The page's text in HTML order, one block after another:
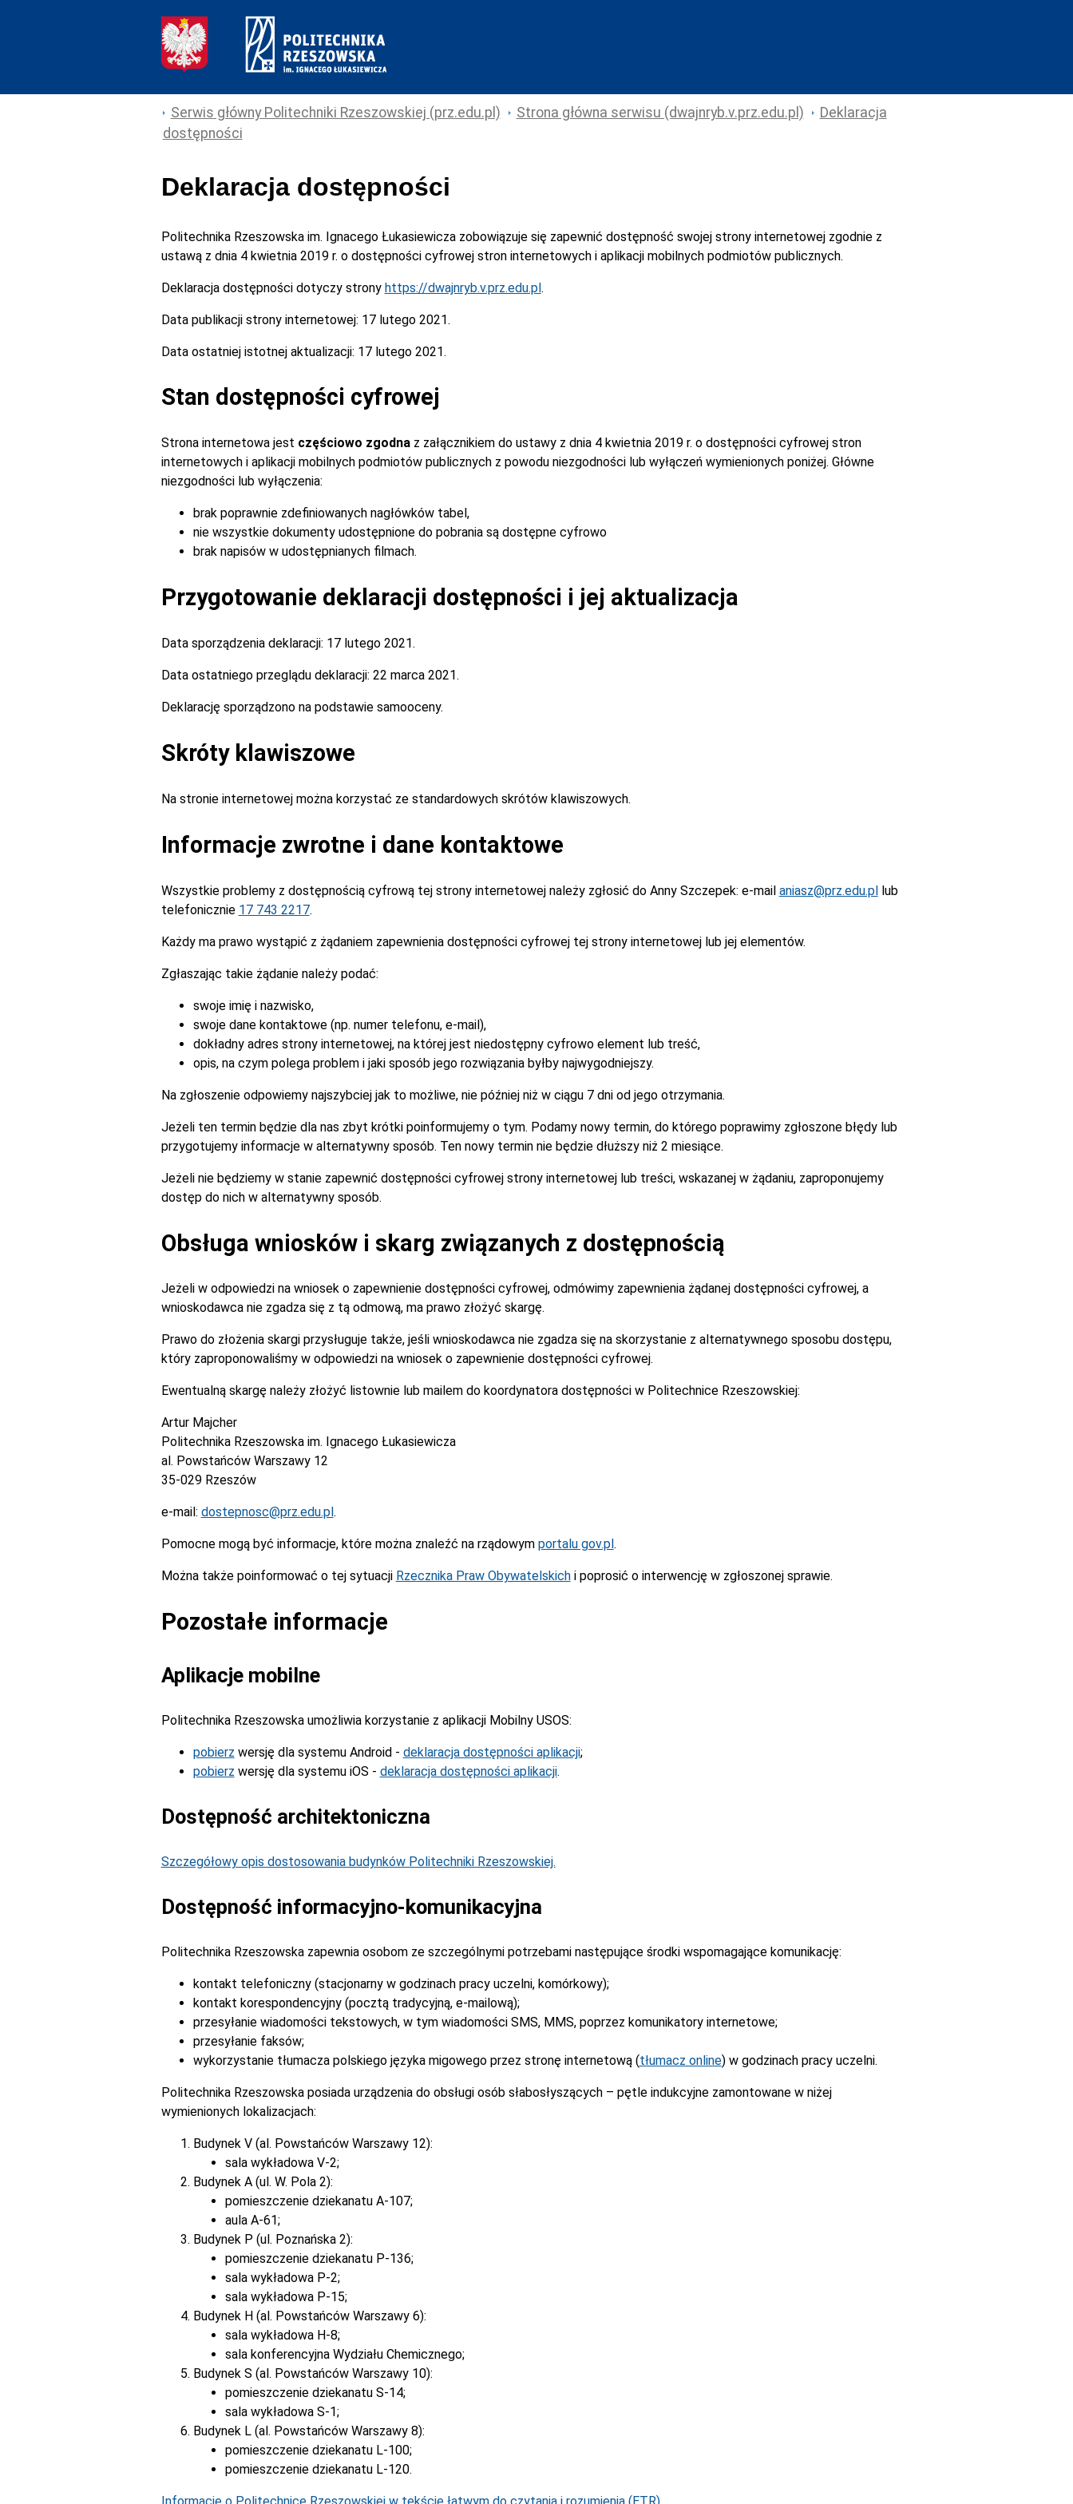
Serwis główny Politechniki Rzeszowskiej (prz.edu.pl) Strona główna serwisu (dwajnryb.v.prz.edu.pl)
Deklaracja
dostępności
Deklaracja dostępności
Politechnika Rzeszowska im. Ignacego Łukasiewiczazobowiązuje się zapewnić dostępność swojej strony internetowej zgodnie z
ustawą z dnia 4 kwietnia 2019 r. o dostępności cyfrowej stron internetowych i aplikacji mobilnych podmiotów publicznych.
Deklaracja dostępności dotyczy strony https://dwajnryb.v.prz.edu.pl.
Data publikacji strony internetowej: 17 lutego 2021.
Data ostatniej istotnej aktualizacji: 17 lutego 2021.
Stan dostępności cyfrowej
Strona internetowa jest częściowo zgodna z załącznikiem do ustawy z dnia 4 kwietnia 2019 r. o dostępności cyfrowej stron
internetowych i aplikacji mobilnych podmiotów publicznych z powodu niezgodności lub wyłączeń wymienionych poniżej. Główne
niezgodności lub wyłączenia:
brak poprawnie zdefiniowanych nagłówków tabel,
nie wszystkie dokumenty udostępnione do pobrania są dostępne cyfrowo
brak napisów w udostępnianych filmach.
Przygotowanie deklaracji dostępności i jej aktualizacja
Data sporządzenia deklaracji: 17 lutego 2021.
Data ostatniego przeglądu deklaracji: 22 marca 2021.
Deklarację sporządzono na podstawie samooceny.
Skróty klawiszowe
Na stronie internetowej można korzystać ze standardowych skrótów klawiszowych.
Informacje zwrotne i dane kontaktowe
Wszystkie problemy z dostępnością cyfrową tej strony internetowej należy zgłosić do Anny Szczepek: e-mail aniasz@prz.edu.pllub
telefonicznie 17 743 2217.
Każdy ma prawo wystąpić z żądaniem zapewnienia dostępności cyfrowej tej strony internetowej lub jej elementów.
Zgłaszając takie żądanie należy podać:
swoje imię i nazwisko,
swoje dane kontaktowe (np. numer telefonu, e-mail),
dokładny adres strony internetowej, na której jest niedostępny cyfrowo element lub treść,
opis, na czym polega problem i jaki sposób jego rozwiązania byłby najwygodniejszy.
Na zgłoszenie odpowiemy najszybciej jak to możliwe, nie później niż w ciągu 7 dni od jego otrzymania.
Jeżeli ten termin będzie dla nas zbyt krótki poinformujemy o tym. Podamy nowy termin, do którego poprawimy zgłoszone błędy lub
przygotujemy informacje w alternatywny sposób. Ten nowy termin nie będzie dłuższy niż 2 miesiące.
Jeżeli nie będziemy w stanie zapewnić dostępności cyfrowej strony internetowej lub treści, wskazanej w żądaniu, zaproponujemy
dostęp do nich w alternatywny sposób.
Obsługa wniosków i skarg związanych z dostępnością
Jeżeli w odpowiedzi na wniosek o zapewnienie dostępności cyfrowej, odmówimy zapewnienia żądanej dostępności cyfrowej, a
wnioskodawca nie zgadza się z tą odmową, ma prawo złożyć skargę.
Prawo do złożenia skargi przysługuje także, jeśli wnioskodawca nie zgadza się na skorzystanie z alternatywnego sposobu dostępu,
który zaproponowaliśmy w odpowiedzi na wniosek o zapewnienie dostępności cyfrowej.
Ewentualną skargę należy złożyć listownie lub mailem do koordynatora dostępności w Politechnice Rzeszowskiej:
Artur Majcher
Politechnika Rzeszowska im. Ignacego Łukasiewicza
al. Powstańców Warszawy 12
35-029 Rzeszów
e-mail: dostepnosc@prz.edu.pl .
Pomocne mogą być informacje, które można znaleźć na rządowym portalu gov.pl .
Można także poinformować o tej sytuacji Rzecznika Praw Obywatelskichi poprosić o interwencję w zgłoszonej sprawie.
Pozostałe informacje
Aplikacje mobilne
Politechnika Rzeszowska umożliwia korzystanie z aplikacji Mobilny USOS:
pobierz wersję dla systemu Android - deklaracja dostępności aplikacji;
pobierz wersję dla systemu iOS - deklaracja dostępności aplikacji.
Dostępność architektoniczna
Szczegółowy opis dostosowania budynków Politechniki Rzeszowskiej.
Dostępność informacyjno-komunikacyjna
Politechnika Rzeszowska zapewnia osobom ze szczególnymi potrzebami następujące środki wspomagające komunikację:
kontakt telefoniczny (stacjonarny w godzinach pracy uczelni, komórkowy);
kontakt korespondencyjny (pocztą tradycyjną, e-mailową);
przesyłanie wiadomości tekstowych, w tym wiadomości SMS, MMS, poprzez komunikatory internetowe;
przesyłanie faksów;
wykorzystanie tłumacza polskiego języka migowego przez stronę internetową (tłumacz online) w godzinach pracy uczelni.
Politechnika Rzeszowska posiada urządzenia do obsługi osób słabosłyszących – pętle indukcyjne zamontowane w niżej
wymienionych lokalizacjach:
Budynek V (al. Powstańców Warszawy 12):
sala wykładowa V-2;
Budynek A (ul. W. Pola 2):
pomieszczenie dziekanatu A-107;
aula A-61;
Budynek P (ul. Poznańska 2):
pomieszczenie dziekanatu P-136;
sala wykładowa P-2;
sala wykładowa P-15;
Budynek H (al. Powstańców Warszawy 6):
sala wykładowa H-8;
sala konferencyjna Wydziału Chemicznego;
Budynek S (al. Powstańców Warszawy 10):
pomieszczenie dziekanatu S-14;
sala wykładowa S-1;
Budynek L (al. Powstańców Warszawy 8):
pomieszczenie dziekanatu L-100;
pomieszczenie dziekanatu L-120.